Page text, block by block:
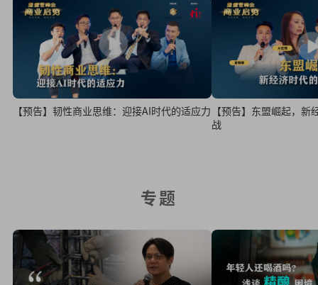
【预告】韧性商业思维：迎接AI时代的适应力 【预告】东盟崛起，
战
专题